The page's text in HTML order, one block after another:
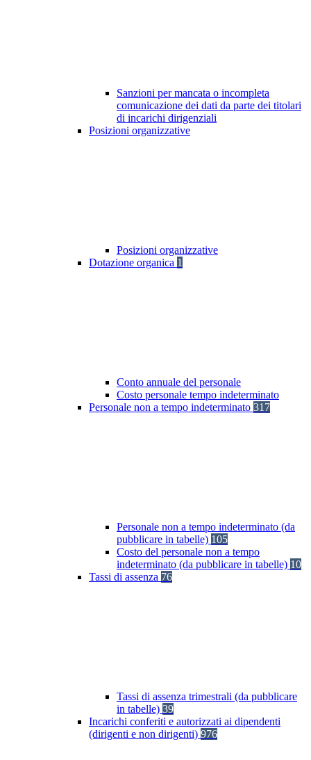
Sanzioni per mancata o incompleta
comunicazione dei dati da parte dei titolari
di incarichi dirigenziali
Posizioni organizzative
Posizioni organizzative
Dotazione organica 1
Conto annuale del personale
Costo personale tempo indeterminato
Personale non a tempo indeterminato 317
Personale non a tempo indeterminato (da
pubblicare in tabelle) 105
Costo del personale non a tempo
indeterminato (da pubblicare in tabelle) 10
Tassi di assenza 76
Tassi di assenza trimestrali (da pubblicare
in tabelle) 39
Incarichi conferiti e autorizzati ai dipendenti
(dirigenti e non dirigenti) 976